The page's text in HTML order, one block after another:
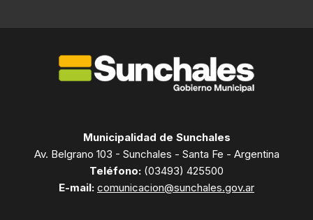
Municipalidad de Sunchales
Av. Belgrano 103 - Sunchales - Santa Fe - Argentina
Teléfono: (03493) 425500
E-mail: comunicacion@sunchales.gov.ar